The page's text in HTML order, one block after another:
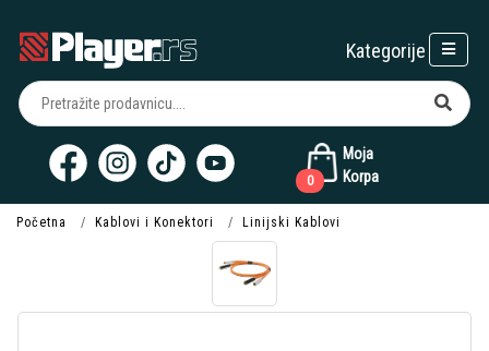
Moja
Korpa
0
Kategorije
Početna Kablovi i Konektori Linijski Kablovi